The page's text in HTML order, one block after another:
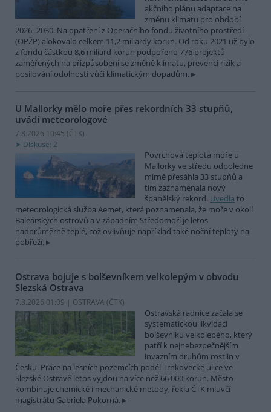
akčního plánu adaptace na
změnu klimatu pro období
2026–2030. Na opatření z Operačního fondu životního prostředí
(OPŽP) alokovalo celkem 11,2 miliardy korun. Od roku 2021 už bylo
z fondu částkou 8,6 miliard korun podpořeno 776 projektů
zaměřených na přizpůsobení se změně klimatu, prevenci rizik a
posilování odolnosti vůči klimatickým dopadům.
U Mallorky mělo moře přes rekordních 33 stupňů,
uvádí meteorologové
7.8.2026 10:45 (ČTK)
Diskuse: 2
Povrchová teplota moře u
Mallorky ve středu odpoledne
mírně přesáhla 33 stupňů a
tím zaznamenala nový
španělský rekord. Uvedla to
meteorologická služba Aemet, která poznamenala, že moře v okolí
Baleárských ostrovů a v západním Středomoří je letos
nadprůměrně teplé, což ovlivňuje například také noční teploty na
pobřeží.
Ostrava bojuje s bolševníkem velkolepým v obvodu
Slezská Ostrava
7.8.2026 01:09 | OSTRAVA (ČTK)
Ostravská radnice začala se
systematickou likvidací
bolševníku velkolepého, který
patří k nejnebezpečnějším
invazním druhům rostlin v
Česku. Práce na lesních pozemcích podél Trnkovecké ulice ve
Slezské Ostravě letos vyjdou na více než 66 000 korun. Město
kombinuje chemické i mechanické metody, řekla ČTK mluvčí
magistrátu Gabriela Pokorná.